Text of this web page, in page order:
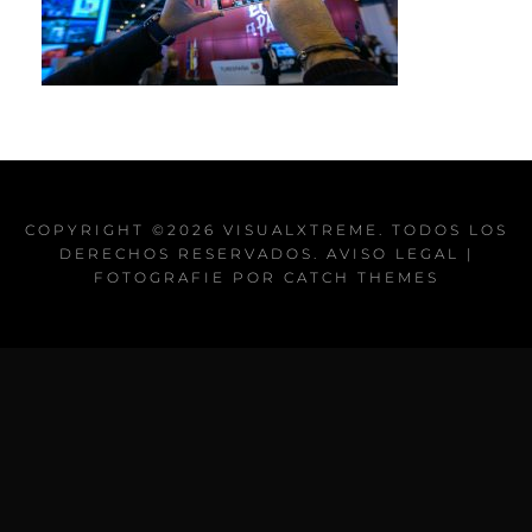
COPYRIGHT ©2026 VISUALXTREME . TODOS LOS
DERECHOS RESERVADOS. AVISO LEGAL
|
FOTOGRAFIE POR CATCH THEMES